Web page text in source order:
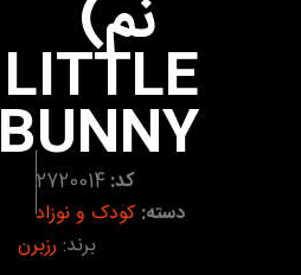
نم)
LITTLE
BUNNY
کد: 2720014
دسته: کودک و نوزاد
برند: رزبرن